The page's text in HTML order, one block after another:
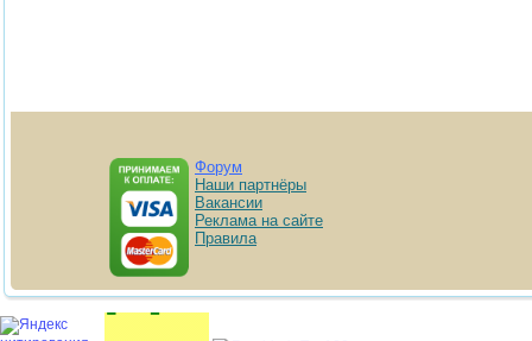
Форум
Наши партнёры
Вакансии
Реклама на сайте
Правила